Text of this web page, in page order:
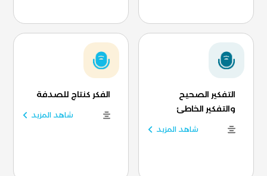
التفكير الصحيح
والتفكير الخاطئ
شاهد المزيد
الفكر كنتاج للصدفة
شاهد المزيد